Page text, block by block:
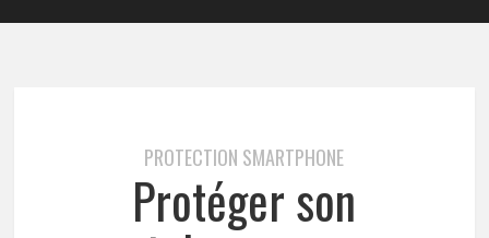
PROTECTION SMARTPHONE
Protéger son